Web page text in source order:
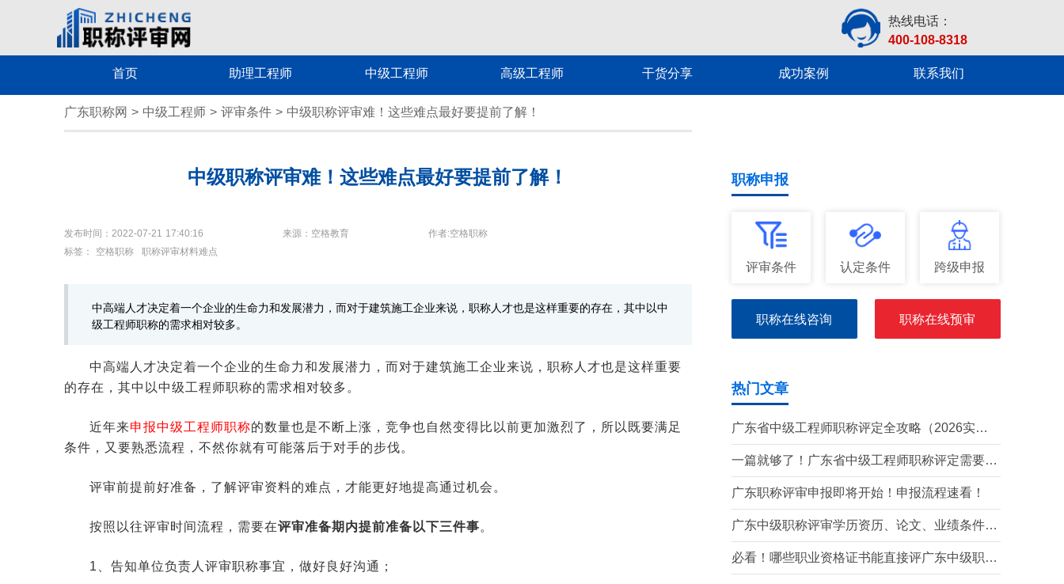
热线电话：
400-108-8318
首页 助理工程师 中级工程师 高级工程师 干货分享 成功案例 联系我们
广东职称网 > 中级工程师 > 评审条件 > 中级职称评审难！这些难点最好要提前了解！
中级职称评审难！这些难点最好要提前了解！
发布时间：2022-07-21 17:40:16 来源：空格教育
作者:空格职称
标签：
空格职称 职称评审材料难点
中高端人才决定着一个企业的生命力和发展潜力，而对于建筑施工企业来说，职称人才也是这样重要的存在，其中以中
级工程师职称的需求相对较多。
中高端人才决定着一个企业的生命力和发展潜力，而对于建筑施工企业来说，职称人才也是这样重要
的存在，其中以中级工程师职称的需求相对较多。
近年来申报中级工程师职称的数量也是不断上涨，竞争也自然变得比以前更加激烈了，所以既要满足
条件，又要熟悉流程，不然你就有可能落后于对手的步伐。
评审前提前好准备，了解评审资料的难点，才能更好地提高通过机会。
按照以往评审时间流程，需要在评审准备期内提前准备以下三件事。
1、告知单位负责人评审职称事宜，做好良好沟通；
职称申报
评审条件 认定条件 跨级申报
职称在线咨询 职称在线预审
热门文章
广东省中级工程师职称评定全攻略（2026实操
版）
一篇就够了！广东省中级工程师职称评定需要准
备哪些材料？
广东职称评审申报即将开始！申报流程速看！
广东中级职称评审学历资历、论文、业绩条件！
这三个很重要！
必看！哪些职业资格证书能直接评广东中级职
称？